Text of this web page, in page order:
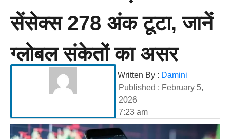
सेंसेक्स 278 अंक टूटा, जानें
ग्लोबल संकेतों का असर
Written By : Damini
Published : February 5,
2026
7:23 am